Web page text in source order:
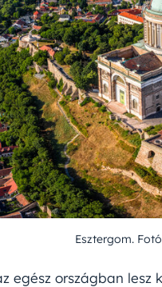
Esztergom.
egész országban lesz